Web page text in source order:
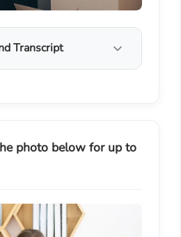
Transcript
photo below for up to